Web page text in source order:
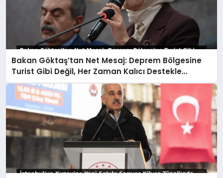
Bakan Göktaş’tan Net Mesaj: Deprem Bölgesine
Turist Gibi Değil, Her Zaman Kalıcı Destekle
Gidiyoruz!